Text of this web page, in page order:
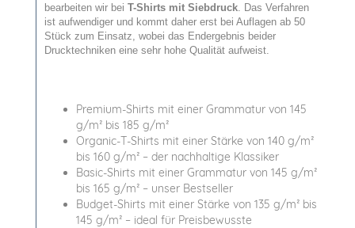
bearbeiten wir bei T-Shirts mit Siebdruck. Das Verfahren
ist aufwendiger und kommt daher erst bei Auflagen ab 50
Stück zum Einsatz, wobei das Endergebnis beider
Drucktechniken eine sehr hohe Qualität aufweist.
Premium-Shirts mit einer Grammatur von 145
g/m² bis 185 g/m²
Organic-T-Shirts mit einer Stärke von 140 g/m²
bis 160 g/m² – der nachhaltige Klassiker
Basic-Shirts mit einer Grammatur von 145 g/m²
bis 165 g/m² – unser Bestseller
Budget-Shirts mit einer Stärke von 135 g/m² bis
145 g/m² – ideal für Preisbewusste